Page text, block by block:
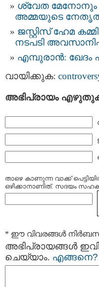
ശ്വേത
അമ്മയുടെ
ജസ്റ്റിസ്‌ ഹേമ
നടപടി
എമ്പുരാൻ: ഖേദം
വായിക്കുക:
അഭിപ്രായം
താഴെ കാണുന്ന വാക്ക്
ഒഴിക്കാനാണിത്. സദയം
* ഈ വിവരങ്ങള്‍
അഭിപ്രായങ്ങള്‍
ചെയ്യാം. എങ്ങനെ?